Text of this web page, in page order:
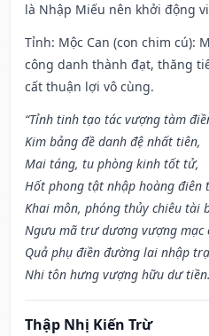
là Nhập Miếu nên khởi động
Tỉnh: Mộc Can (con chim cú):
công danh thành đạt, thăng
cất thuận lợi vô cùng.
“Tỉnh tinh tạo tác vượng tàm
Kim bảng đề danh đệ nhất tiên,
Mai táng, tu phòng kinh tốt tử,
Hốt phong tật nhập hoàng điên
Khai môn, phóng thủy chiêu tài
Ngưu mã trư dương vượng mạc
Quả phụ điền đường lai nhập
Nhi tôn hưng vượng hữu dư
Thập Nhị Kiến Trừ